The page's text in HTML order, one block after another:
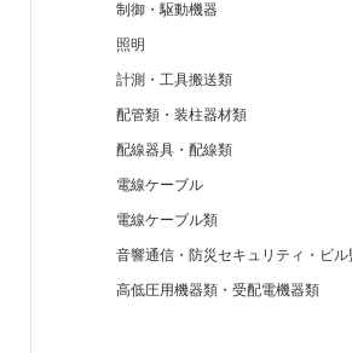
制御・駆動機器
照明
計測・工具搬送類
配管類・装柱器材類
配線器具・配線類
電線ケーブル
電線ケーブル類
音響通信・防災セキュリティ・ビ
高低圧用機器類・受配電機器類